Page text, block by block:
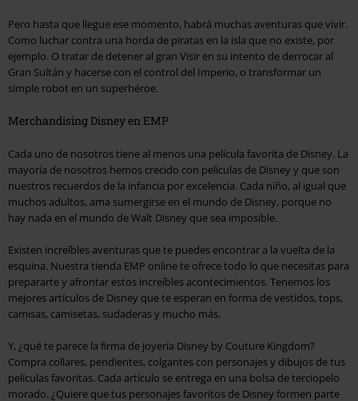
Pero hasta que llegue ese momento, habrá muchas aventuras que vivir.
Como luchar contra una horda de piratas en la isla que no existe, por
ejemplo. O tratar de detener al gran Visir en su intento de derrocar al
Gran Sultán y hacerse con el control del Imperio, o transformar un
simple robot en un superhéroe.
Merchandising Disney en EMP
Cada uno de nosotros tiene al menos una película favorita de Disney. La
mayoría de nosotros hemos crecido con películas de Disney y que son
nuestros recuerdos de la infancia por excelencia. Cada niño, al igual que
muchos adultos, ama sumergirse en el mundo de Disney, porque no
hay nada en el mundo de Walt Disney que sea imposible.
Existen increíbles aventuras que te puedes encontrar a la vuelta de la
esquina. Nuestra tienda EMP online te ofrece todo lo que necesitas para
prepararte y afrontar estos increíbles acontecimientos. Tenemos los
mejores artículos de Disney que te esperan en forma de vestidos, tops,
camisas, camisetas, sudaderas y mucho más.
Y, ¿qué te parece la firma de joyería Disney by Couture Kingdom?
Compra collares, pendientes, colgantes con personajes y dibujos de tus
películas favoritas. Cada artículo se entrega en una bolsa de terciopelo
morado. ¿Quiere que tus personajes favoritos de Disney formen parte